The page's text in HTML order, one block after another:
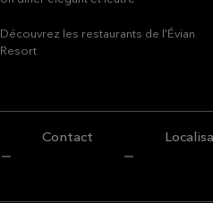
Découvrez les restaurants de l'Évian
Resort
Contact